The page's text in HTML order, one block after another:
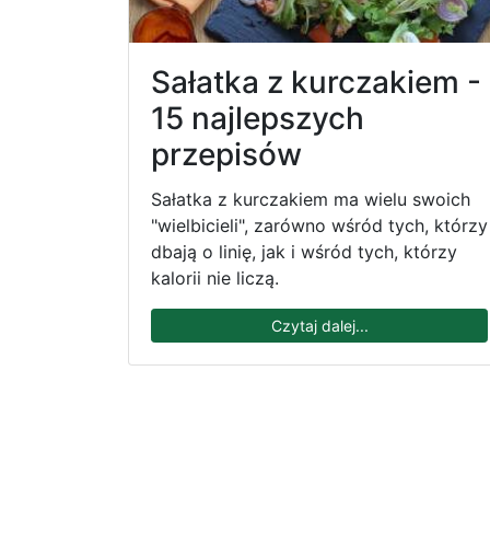
Sałatka z kurczakiem -
15 najlepszych
przepisów
Sałatka z kurczakiem ma wielu swoich
"wielbicieli", zarówno wśród tych, którzy
dbają o linię, jak i wśród tych, którzy
kalorii nie liczą.
Czytaj dalej...